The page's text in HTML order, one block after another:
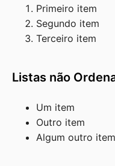
Primeiro item
Segundo item
Terceiro item
Listas não
Um item
Outro item
Algum outro item